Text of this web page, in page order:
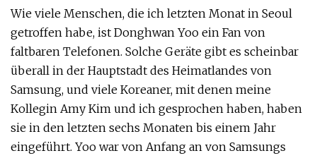
Wie viele Menschen, die ich letzten Monat in Seoul
getroffen habe, ist Donghwan Yoo ein Fan von
faltbaren Telefonen. Solche Geräte gibt es scheinbar
überall in der Hauptstadt des Heimatlandes von
Samsung, und viele Koreaner, mit denen meine
Kollegin Amy Kim und ich gesprochen haben, haben
sie in den letzten sechs Monaten bis einem Jahr
eingeführt. Yoo war von Anfang an von Samsungs